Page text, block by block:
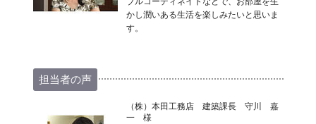
かし潤いある生活を楽しみたいと思いま
す。
担当者の声
（株）本田工務店 建築課長 守川 嘉
一 様